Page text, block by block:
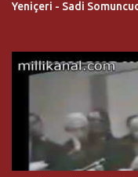
Yeniçeri - Sadi